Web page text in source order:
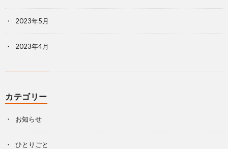
2023年5月
2023年4月
カテゴリー
お知らせ
ひとりごと